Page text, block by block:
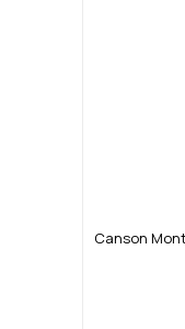
Canson